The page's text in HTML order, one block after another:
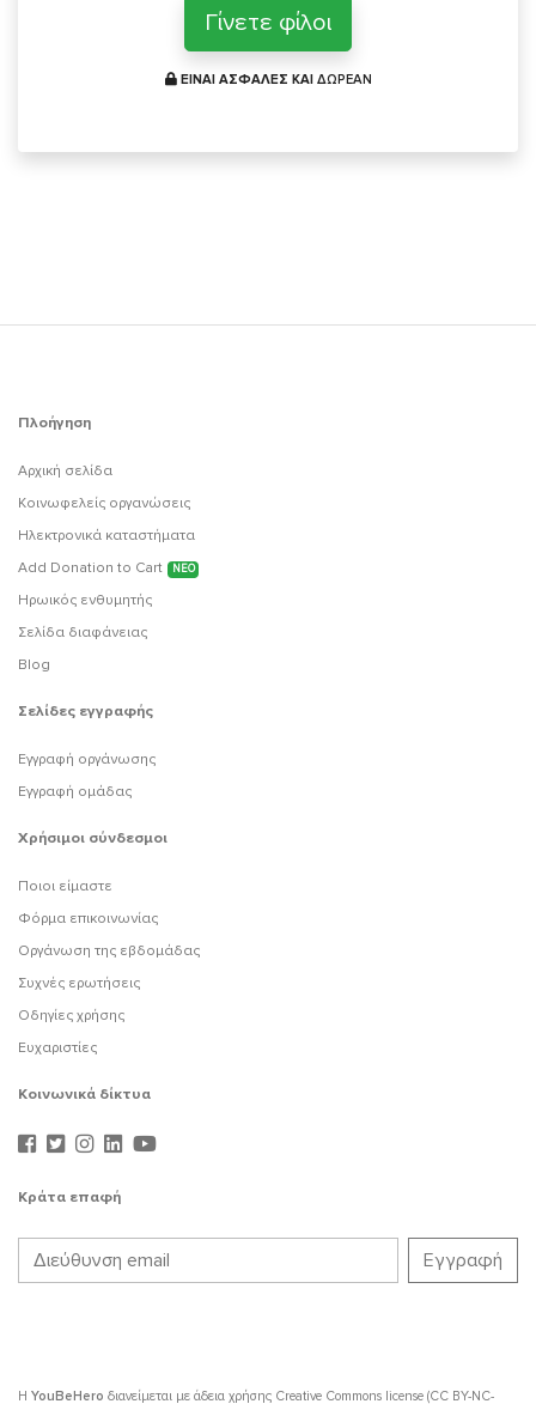
Γίνετε φίλοι
ΕΙΝΑΙ ΑΣΦΑΛΕΣ ΚΑΙ ΔΩΡΕΑΝ
Πλοήγηση
Αρχική σελίδα
Κοινωφελείς οργανώσεις
Ηλεκτρονικά καταστήματα
Add Donation to Cart
ΝΕΟ
Ηρωικός ενθυμητής
Σελίδα διαφάνειας
Blog
Σελίδες εγγραφής
Εγγραφή οργάνωσης
Εγγραφή ομάδας
Χρήσιμοι σύνδεσμοι
Ποιοι είμαστε
Φόρμα επικοινωνίας
Οργάνωση της εβδομάδας
Συχνές ερωτήσεις
Οδηγίες χρήσης
Ευχαριστίες
Κοινωνικά δίκτυα
Κράτα επαφή
Η YouBeHero διανείμεται με άδεια χρήσης Creative Commons license (CC BY-NC-